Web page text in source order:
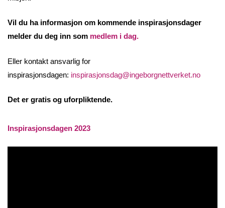
Vil du ha informasjon om kommende inspirasjonsdager
melder du deg inn som medlem i dag.
Eller kontakt ansvarlig for
inspirasjonsdagen: inspirasjonsdag@ingeborgnettverket.no
Det er gratis og uforpliktende.
Inspirasjonsdagen 2023